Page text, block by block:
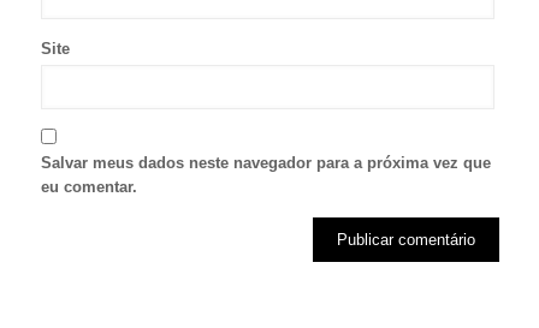
Site
Salvar meus dados neste navegador para a próxima vez que
eu comentar.